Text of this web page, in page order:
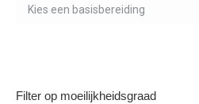
Filter op moeilijkheidsgraad